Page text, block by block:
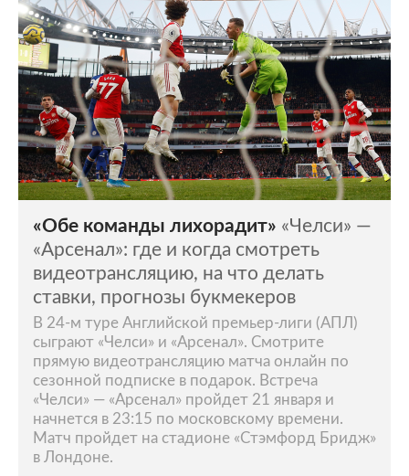
«Обе команды лихорадит» «Челси» —
«Арсенал»: где и когда смотреть
видеотрансляцию, на что делать
ставки, прогнозы букмекеров
В 24-м туре Английской премьер-лиги (АПЛ)
сыграют «Челси» и «Арсенал». Смотрите
прямую видеотрансляцию матча онлайн по
сезонной подписке в подарок. Встреча
«Челси» — «Арсенал» пройдет 21 января и
начнется в 23:15 по московскому времени.
Матч пройдет на стадионе «Стэмфорд Бридж»
в Лондоне.